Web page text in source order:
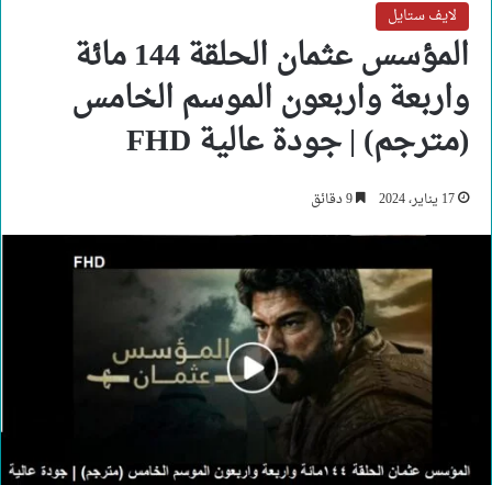
لايف ستايل
المؤسس عثمان الحلقة 144 مائة
واربعة واربعون الموسم الخامس
(مترجم) | جودة عالية FHD
17 يناير، 2024